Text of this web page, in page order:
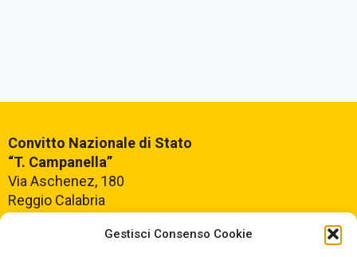
Gestisci Consenso Cookie
Convitto Nazionale di Stato
“T. Campanella”
Via Aschenez, 180
Reggio Calabria